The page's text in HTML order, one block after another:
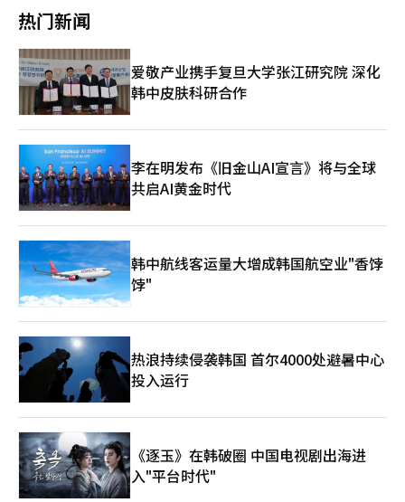
也为外国企业进军韩国市场提供积极支援。近日，仁川商会会长朴
持方案、地方城市交流重要性等话题进行了深入探讨。 ▲《亚洲
日报》：今年9月24日至27日，访问中国辽宁省和沈阳市。此次访
华的主要目的是什么？认为是否获得预期的出差成果？ 朴柱奉：
为期四天的出差圆满结束。此次访问是为纪念由沈阳市政府邀请并
举办的“仁川与沈阳缔结友好城市关系十周年”及“2024沈阳市
韩国周”活动。尽管当前韩中关系略显紧张，代表团仍与辽宁省委
书记郝鹏及沈阳市委书记王新伟成功会面，并与辽宁省和沈阳市贸
促会签署了合作备忘录（MOU），为双方会员企业的经济交流奠
定良好基础。未来，两地将在贸易投资、文化等多个领域展开深入
合作。希望与当地机构进一步深化多领域多层次友好交往、务实合
作，实现互利共赢、更好发展。 仁川商工会议所会长朴柱奉【图
片提供 仁川商工会议所】 ▲《亚洲日报》：与辽宁省和沈阳市签
署的MOU主要涵盖哪些方面？未来有具体计划？ 朴柱奉：首先，
在相互尊重的基础上，双方将促进两地贸易投资和技术合作，并将
支持经济贸易代表团派遣、展会和论坛举办。在各自职责范围内，
在未来5个月内，计划派遣经贸交流团，并计划在展会宣传韩国企
业推出的优质产品。 ▲《亚洲日报》：认为韩国企业在进入中国
市场时面临的主要挑战是什么？在此过程中，仁川商会的作用是什
么？ 朴柱奉：中国市场正在经历快速的数字化转型，特别是在新
冠疫情后，技术竞争力及设计领域迅速提升，本地企业间竞争日趋
激烈。对于韩国企业而言，进军中国市场的过程中面临诸多挑战，
包括中国强制性产品认证（CCC认证）、国家药品监督管理局
（NMPA）的化妆品卫生许可等政策的频繁变动使韩国中小企业难
以应对。 自2017年起，仁川商会与仁川市政府合作实施针对中国
市场的专项营销支持项目，内容涵盖贸易代表团派遣、展会参展、
洋和三星重工业在市场效率方面的优势受到业界公认。与以低价接
单为主的中国相比，韩国在LNG和LPG运输船等高附加值领域表现
卓越。ING指出，韩国造船企业通过专注盈利性强、附加值高的订
单，正在强化长期竞争力。 此外，从船舶出口在总出口中的占比
来看，韩国比中国和日本在全球造船业中发挥更为重要的作用。
ING强调，中国在全球造船市场占据最大份额，但大部分订单来自
国内，因此船舶出口在总出口中的占比低于韩国和日本。今年截至
上月，韩国船舶出口同比增长40.2%，远高于总出口的8.5%增
幅。 韩国造船业界目前把重心放在积累未来数年的订单储备，并
集中选择高附加值船舶接单上，与中国在订单量上的差距并未成为
行业的关注焦点。业内人士表示，在已经确保未来几年订单储备的
情况下，无需为了增加订单而揽接低价订单，最大化利润的高质量
接单才是重点。 明年1月即将上任的美国特朗普政府对韩国造船业
息。特朗普的外交与国防政策可能对韩国造船企业产生积极影响。
ING分析称，韩国可能成为下一届特朗普政府在维护和建造美国战
舰方面的首选合作伙伴。 在地缘政治紧张局势加剧的背景下，美
国造船业实际上已经陷入衰退，为缩小与中国的差距，美国可能增
加海外订单。作为全球第二大战舰建造强国，韩国揽接美国订单方
面具有得天独厚的优势。 首尔ING首席经济学家姜敏珠（音）表
示，在中日韩形成激烈竞争格局的同时，还不断有新的国家进入造
船市场，因此造船业是亚洲最关键的产业之一。目前的造船业“超
级周期”预计会为新入市场的企业和原有企业提供多种发展机会。
HD现代重工蔚山造船厂【图片来源 HD现代重工】
热门新闻
爱敬产业携手复旦大学张江研究院 深化
韩中皮肤科研合作
李在明发布《旧金山AI宣言》将与全球
共启AI黄金时代
韩中航线客运量大增成韩国航空业"香饽
饽"
热浪持续侵袭韩国 首尔4000处避暑中心
投入运行
《逐玉》在韩破圈 中国电视剧出海进
入"平台时代"